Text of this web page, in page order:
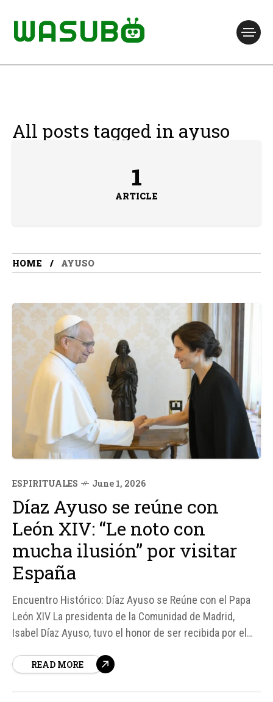
All posts tagged in ayuso
1
ARTICLE
HOME AYUSO
ESPIRITUALES June 1, 2026
Díaz Ayuso se reúne con
León XIV: “Le noto con
mucha ilusión” por visitar
España
Encuentro Histórico: Díaz Ayuso se Reúne con el Papa
León XIV La presidenta de la Comunidad de Madrid,
Isabel Díaz Ayuso, tuvo el honor de ser recibida por el
esperado viaje apostólico a España.
READ MORE